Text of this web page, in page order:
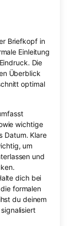
Briefkopf in
Einleitung
Die
Überblick
optimal
wichtige
Datum. Klare
um
und
dich bei
formalen
du deinem